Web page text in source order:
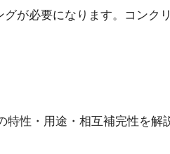
が必要になります。コンク
性・用途・相互補完性を